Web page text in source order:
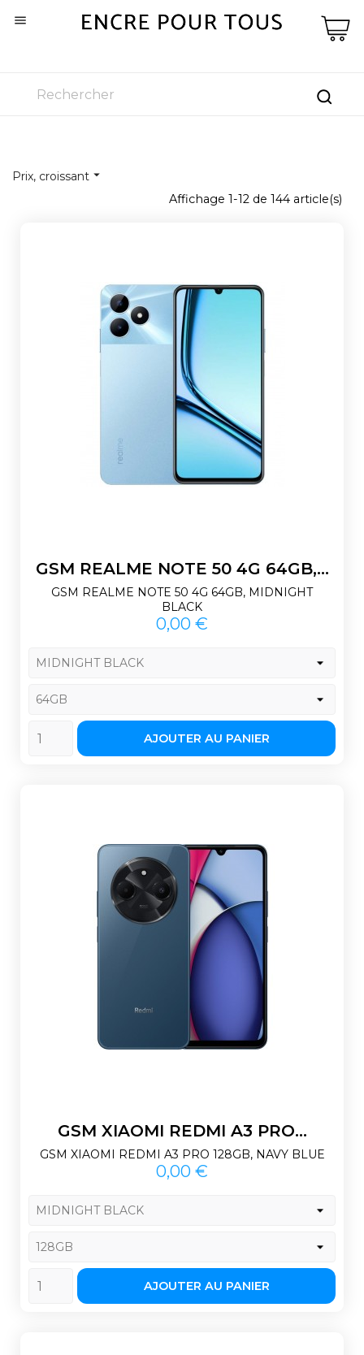

Prix, croissant 
Affichage 1-12 de 144 article(s)
GSM REALME NOTE 50 4G 64GB,...
GSM REALME NOTE 50 4G 64GB, MIDNIGHT
BLACK
Prix
0,00 €
AJOUTER AU PANIER
GSM XIAOMI REDMI A3 PRO...
GSM XIAOMI REDMI A3 PRO 128GB, NAVY BLUE
Prix
0,00 €
AJOUTER AU PANIER